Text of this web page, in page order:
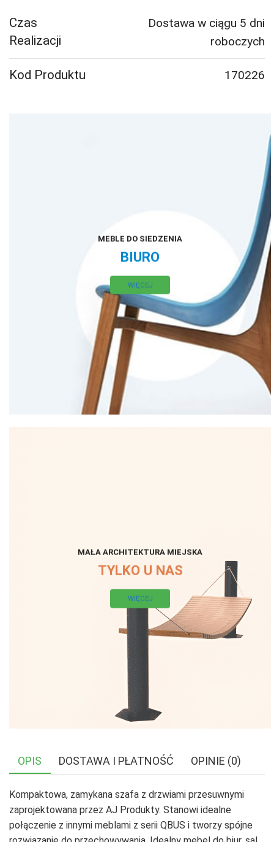
Czas
Realizacji
Dostawa w ciągu 5 dni
roboczych
Kod Produktu 170226
MEBLE DO SIEDZENIA
BIURO
WIĘCEJ
MAŁA ARCHITEKTURA MIEJSKA
TYLKO U NAS
WIĘCEJ
OPIS DOSTAWA I PŁATNOŚĆ OPINIE (0)
Kompaktowa, zamykana szafa z drzwiami przesuwnymi
zaprojektowana przez AJ Produkty. Stanowi idealne
połączenie z innymi meblami z serii QBUS i tworzy spójne